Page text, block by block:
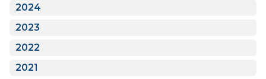
2024
2023
2022
2021